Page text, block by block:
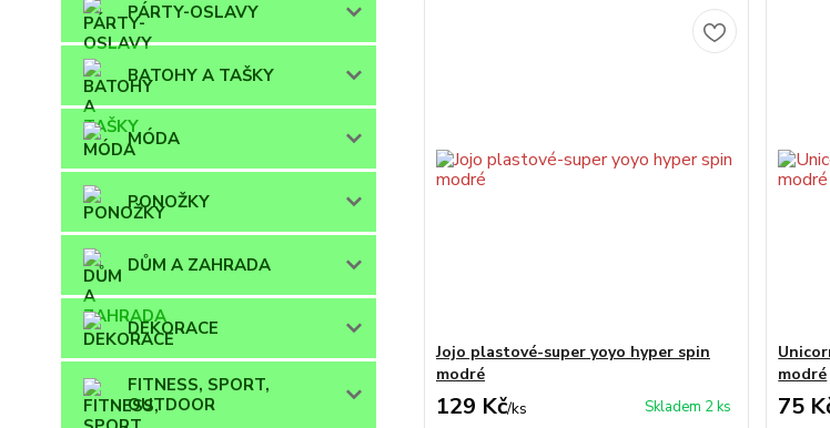
PÁRTY-OSLAVY
BATOHY A TAŠKY
MÓDA
PONOŽKY
DŮM A ZAHRADA
DEKORACE
FITNESS, SPORT,
OUTDOOR
Jojo plastové-super yoyo hyper spin
modré
129 Kč/ks Skladem 2 ks
modré
75